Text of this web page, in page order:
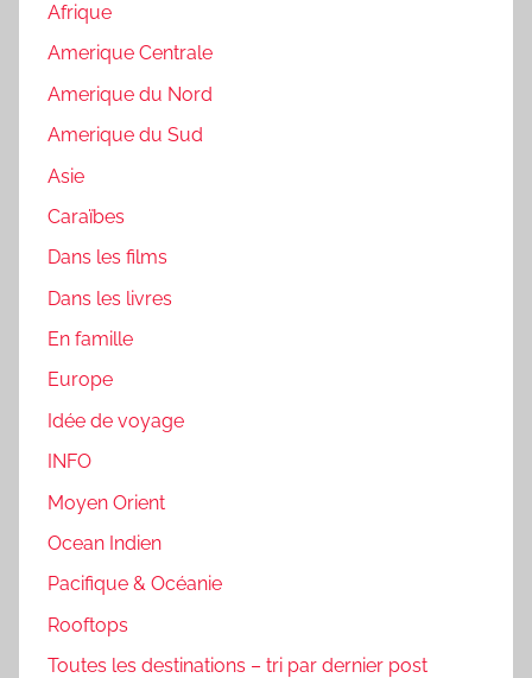
Afrique
Amerique Centrale
Amerique du Nord
Amerique du Sud
Asie
Caraïbes
Dans les films
Dans les livres
En famille
Europe
Idée de voyage
INFO
Moyen Orient
Ocean Indien
Pacifique & Océanie
Rooftops
Toutes les destinations – tri par dernier post